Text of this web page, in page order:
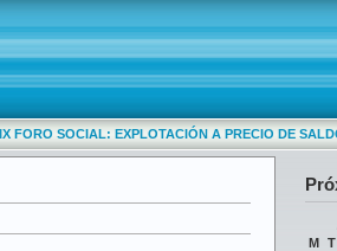
FORO SOCIAL: EXPLOTACIÓN A PRECIO DE
M T